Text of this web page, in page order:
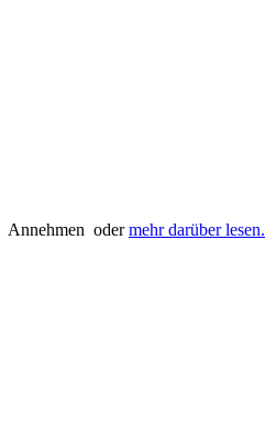
Annehmen odermehr darüber lesen.